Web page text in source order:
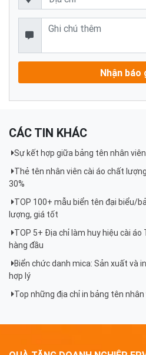
Nhận báo
CÁC TIN KHÁC
Sự kết hợp giữa bảng tên nhân
Thẻ tên nhân viên cài áo chất
30%
TOP 100+ mẫu biển tên đại biểu/
lượng, giá tốt
TOP 5+ Địa chỉ làm huy hiệu cài áo
hàng đầu
Biển chức danh mica: Sản xuất và in ấn theo yêu cầu, giá thành
hợp lý
Top những địa chỉ in bảng tên